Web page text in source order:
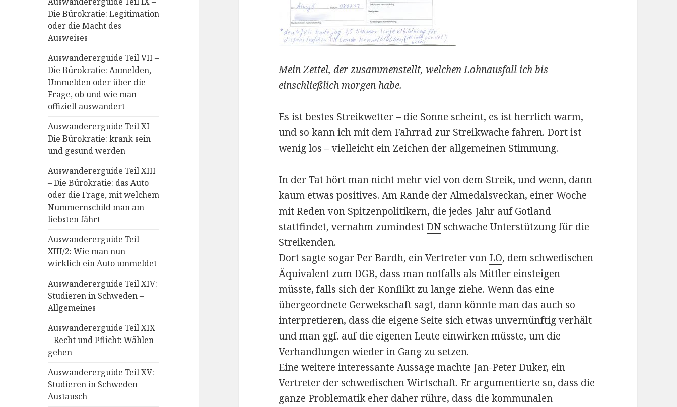
Die Bürokratie: Legitimation
oder die Macht des
Ausweises
Auswandererguide Teil VII –
Die Bürokratie: Anmelden,
Ummelden oder über die
Frage, ob und wie man
offiziell auswandert
Auswandererguide Teil XI –
Die Bürokratie: krank sein
und gesund werden
Auswandererguide Teil XIII
– Die Bürokratie: das Auto
oder die Frage, mit welchem
Nummernschild man am
liebsten fährt
Auswandererguide Teil
XIII/2: Wie man nun
wirklich ein Auto ummeldet
Auswandererguide Teil XIV:
Studieren in Schweden –
Allgemeines
Auswandererguide Teil XIX
– Recht und Pflicht: Wählen
gehen
Auswandererguide Teil XV:
Studieren in Schweden –
Austausch
Mein Zettel, der zusammenstellt, welchen Lohnausfall ich bis
einschließlich morgen habe.
Es ist bestes Streikwetter – die Sonne scheint, es ist herrlich warm,
und so kann ich mit dem Fahrrad zur Streikwache fahren. Dort ist
wenig los – vielleicht ein Zeichen der allgemeinen Stimmung.
In der Tat hört man nicht mehr viel von dem Streik, und wenn, dann
kaum etwas positives. Am Rande derAlmedalsveckan, einer Woche
mit Reden von Spitzenpolitikern, die jedes Jahr auf Gotland
stattfindet, vernahm zumindest DN schwache Unterstützung für die
Streikenden.
Dort sagte sogar Per Bardh, ein Vertreter von LO, dem schwedischen
Äquivalent zum DGB, dass man notfalls als Mittler einsteigen
müsste, falls sich der Konflikt zu lange ziehe. Wenn das eine
übergeordnete Gerwekschaft sagt, dann könnte man das auch so
interpretieren, dass die eigene Seite sich etwas unvernünftig verhält
und man ggf. auf die eigenen Leute einwirken müsste, um die
Verhandlungen wieder in Gang zu setzen.
Eine weitere interessante Aussage machte Jan-Peter Duker, ein
Vertreter der schwedischen Wirtschaft. Er argumentierte so, dass die
ganze Problematik eher daher rühre, dass die kommunalen